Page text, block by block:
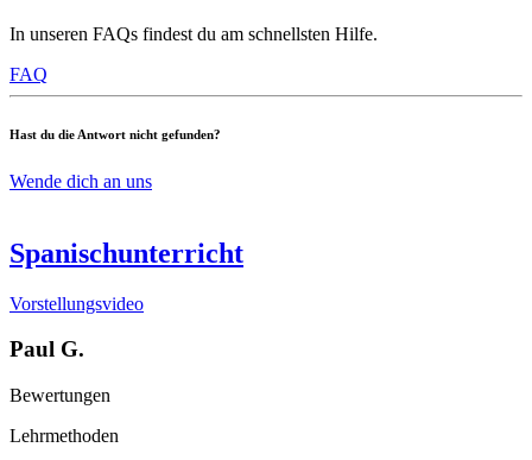
In unseren FAQs findest du am schnellsten Hilfe.
FAQ
Hast du die Antwort nicht gefunden?
Wende dich an uns
Spanischunterricht
Vorstellungsvideo
Paul G.
Bewertungen
Lehrmethoden